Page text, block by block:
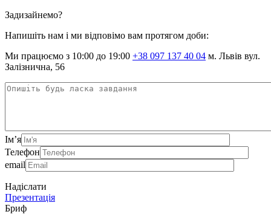
Задизайнемо?
Напишіть нам і ми відповімо вам протягом доби:
Ми працюємо з 10:00 до 19:00 +38 097 137 40 04 м. Львів вул.
Залізнична, 56
Ім’я
Телефон
email
Надіслати
Презентація
Бриф